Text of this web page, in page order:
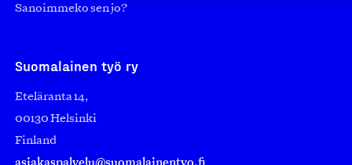
Sanoimmeko sen jo?
Suomalainen työ ry
Eteläranta 14,
00130 Helsinki
Finland